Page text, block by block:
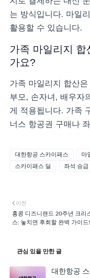
는 방식입니다. 마일
활용할 수 있습니다.
가족 마일리지
가요?
가족 마일리지 합산
부모, 손자녀, 배우자
게 적용됩니다. 가족
너스 항공권 구매나
대한항공 스카이패스 마
스카이패스 딜
좌석 승급
이전
홍콩 디즈니랜드 20주년 크리
스: 놓치면 후회할 완벽 가이드!
관심 있을 만한 글
대한항공